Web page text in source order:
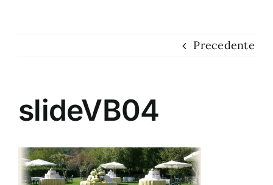
Precedente
slideVB04